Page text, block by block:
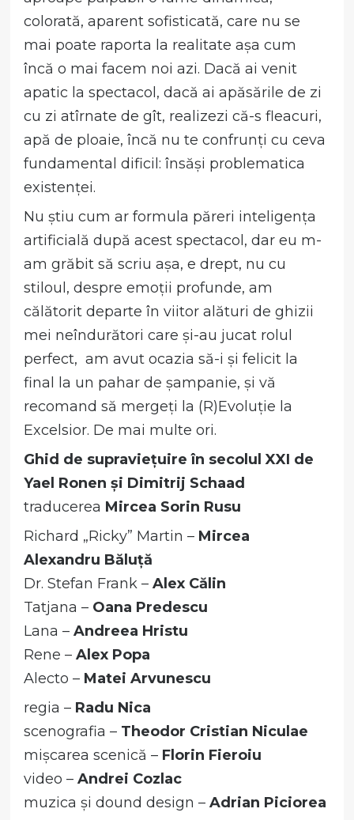
colorată, aparent sofisticată, care nu se
mai poate raporta la realitate așa cum
încă o mai facem noi azi. Dacă ai venit
apatic la spectacol, dacă ai apăsările de zi
cu zi atîrnate de gît, realizezi că-s fleacuri,
apă de ploaie, încă nu te confrunți cu ceva
fundamental dificil: însăși problematica
existenței.
Nu știu cum ar formula păreri inteligența
artificială după acest spectacol, dar eu m-
am grăbit să scriu așa, e drept, nu cu
stiloul, despre emoții profunde, am
călătorit departe în viitor alături de ghizii
mei neîndurători care și-au jucat rolul
perfect, am avut ocazia să-i și felicit la
final la un pahar de șampanie, și vă
recomand să mergeți la (R)Evoluție la
Excelsior. De mai multe ori.
Ghid de supraviețuire în secolul XXI de
Yael Ronen și Dimitrij Schaad
traducerea Mircea Sorin Rusu
Richard „Ricky” Martin – Mircea
Alexandru Băluță
Dr. Stefan Frank –Alex Călin
Tatjana – Oana Predescu
Lana –Andreea Hristu
Rene –Alex Popa
Alecto – Matei Arvunescu
regia – Radu Nica
scenografia – Theodor Cristian Niculae
mișcarea scenică – Florin Fieroiu
video –Andrei Cozlac
muzica și dound design –Adrian Piciorea